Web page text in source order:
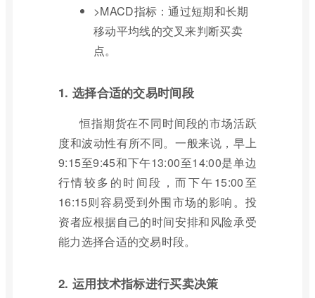
>MACD指标：通过短期和长期
移动平均线的交叉来判断买卖
点。
1. 选择合适的交易时间段
恒指期货在不同时间段的市场活跃
度和波动性有所不同。一般来说，早上
9:15至9:45和下午13:00至14:00是单边
行情较多的时间段，而下午15:00至
16:15则容易受到外围市场的影响。投
资者应根据自己的时间安排和风险承受
能力选择合适的交易时段。
2. 运用技术指标进行买卖决策